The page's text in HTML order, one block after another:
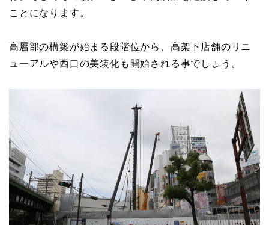
ことになります。
高層部の構築が始まる段階位から、高架下店舗のリニ
ューアルや西口の美装化も開始される事でしょう。